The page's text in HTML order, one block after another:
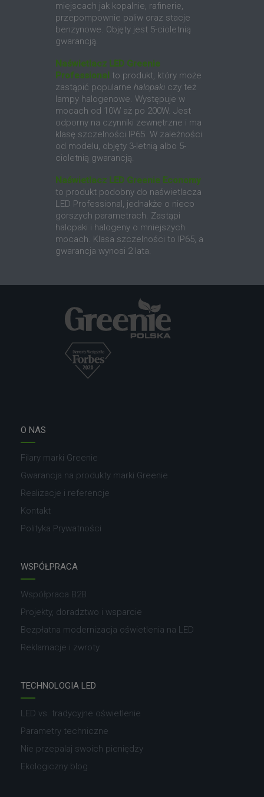
miejscach jak kopalnie, rafinerie,
przepompownie paliw oraz stacje
benzynowe. Objęty jest 5-cioletnią
gwarancją.
Naświetlacz LED Greenie
Professional to produkt, który może
zastąpić popularne halopaki czy też
lampy halogenowe. Występuje w
mocach od 10W aż po 200W. Jest
odporny na czynniki zewnętrzne i ma
klasę szczelności IP65. W zależności
od modelu, objęty 3-letnią albo 5-
cioletnią gwarancją.
Naświetlacz LED Greenie Economy
to produkt podobny do naświetlacza
LED Professional, jednakże o nieco
gorszych parametrach. Zastąpi
halopaki i halogeny o mniejszych
mocach. Klasa szczelności to IP65, a
gwarancja wynosi 2 lata.
O NAS
Filary marki Greenie
Gwarancja na produkty marki Greenie
Realizacje i referencje
Kontakt
Polityka Prywatności
WSPÓŁPRACA
Współpraca B2B
Projekty, doradztwo i wsparcie
Bezpłatna modernizacja oświetlenia na LED
Reklamacje i zwroty
TECHNOLOGIA LED
LED vs. tradycyjne oświetlenie
Parametry techniczne
Nie przepalaj swoich pieniędzy
Ekologiczny blog